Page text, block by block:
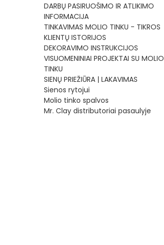
DARBŲ PASIRUOŠIMO IR ATLIKIMO
INFORMACIJA
TINKAVIMAS MOLIO TINKU - TIKROS
KLIENTŲ ISTORIJOS
DEKORAVIMO INSTRUKCIJOS
VISUOMENINIAI PROJEKTAI SU MOLIO
TINKU
SIENŲ PRIEŽIŪRA | LAKAVIMAS
Sienos rytojui
Molio tinko spalvos
Mr. Clay distributoriai pasaulyje